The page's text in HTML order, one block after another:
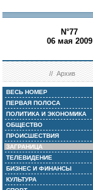
N°77
06 мая 2009
//Архив
ВЕСЬ НОМЕР
ПЕРВАЯ ПОЛОСА
ПОЛИТИКА И ЭКОНОМИКА
ОБЩЕСТВО
ПРОИСШЕСТВИЯ
ЗАГРАНИЦА
ТЕЛЕВИДЕНИЕ
БИЗНЕС И ФИНАНСЫ
КУЛЬТУРА